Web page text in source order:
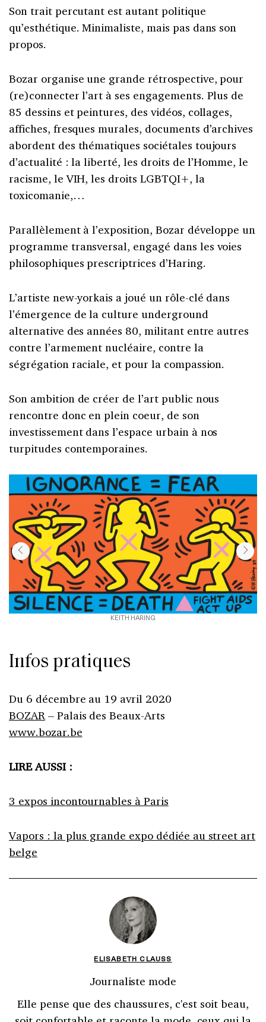
Son trait percutant est autant politique
qu’esthétique. Minimaliste, mais pas dans son
propos.
Bozar organise une grande rétrospective, pour
(re)connecter l’art à ses engagements. Plus de
85 dessins et peintures, des vidéos, collages,
affiches, fresques murales, documents d’archives
abordent des thématiques sociétales toujours
d’actualité : la liberté, les droits de l’Homme, le
racisme, le VIH, les droits LGBTQI+, la
toxicomanie,…
Parallèlement à l’exposition, Bozar développe un
programme transversal, engagé dans les voies
philosophiques prescriptrices d’Haring.
L’artiste new-yorkais a joué un rôle-clé dans
l’émergence de la culture underground
alternative des années 80, militant entre autres
contre l’armement nucléaire, contre la
ségrégation raciale, et pour la compassion.
Son ambition de créer de l’art public nous
rencontre donc en plein coeur, de son
investissement dans l’espace urbain à nos
turpitudes contemporaines.
KEITH HARING
Infos pratiques
Du 6 décembre au 19 avril 2020
BOZAR– Palais des Beaux-Arts
www.bozar.be
LIRE AUSSI :
3 expos incontournables à Paris
Vapors : la plus grande expo dédiée au street art
belge
ELISABETH CLAUSS
Journaliste mode
Elle pense que des chaussures, c'est soit beau,